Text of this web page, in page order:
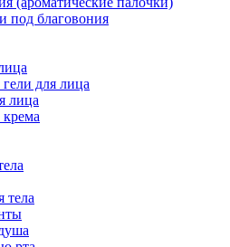
под благовония
для лица
лица
тела